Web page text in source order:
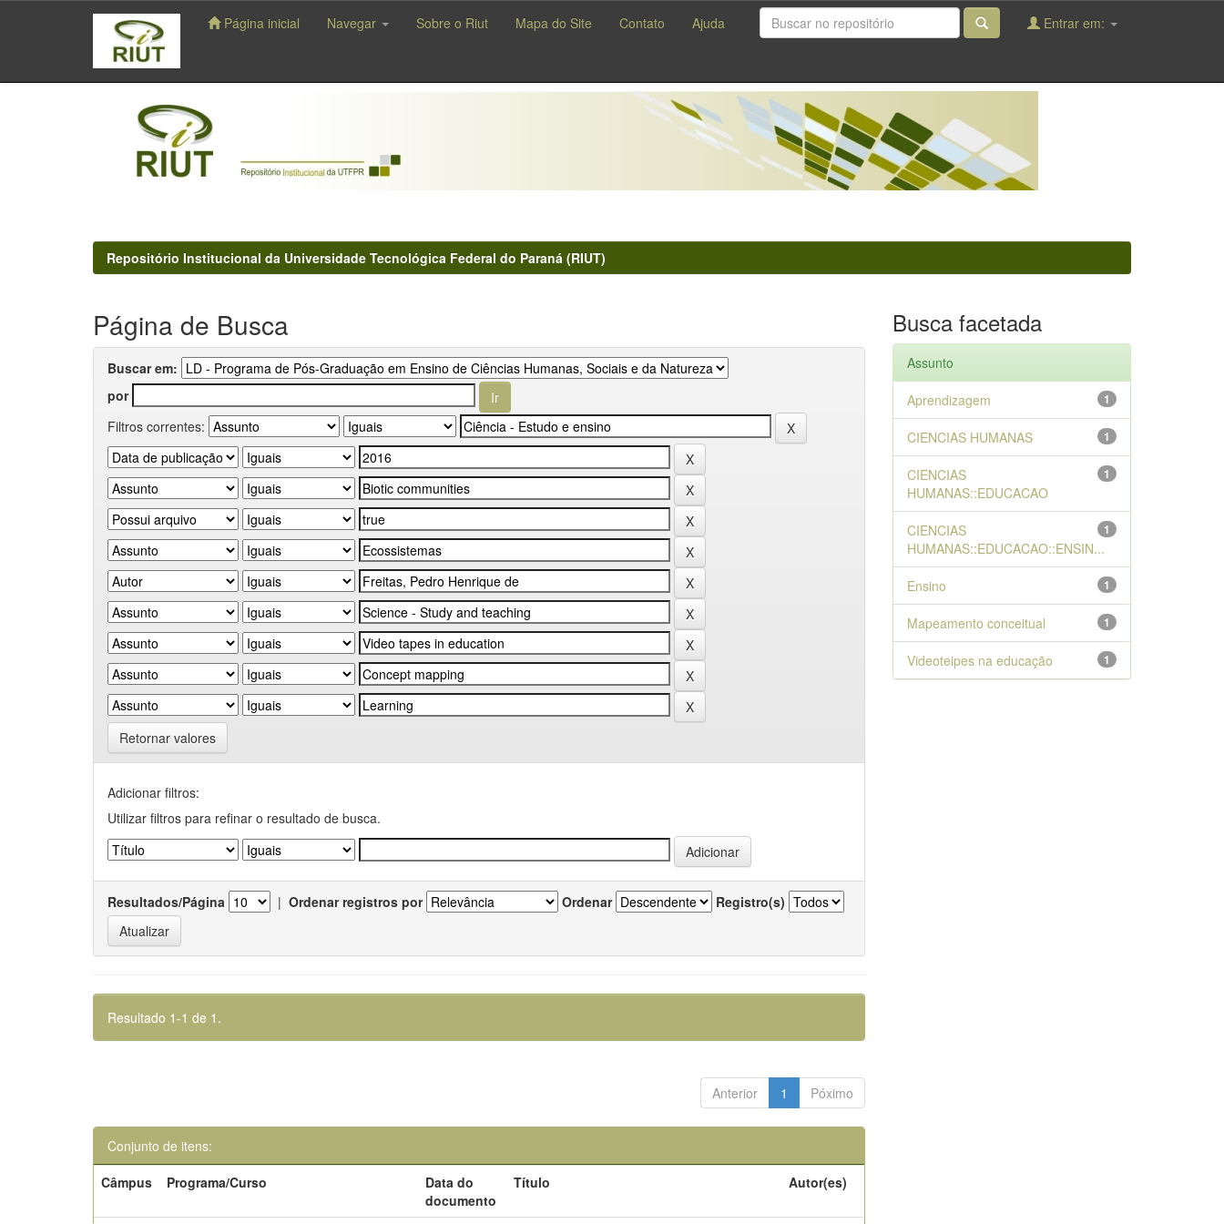
navigation
Página inicial Navegar Sobre o Riut Mapa do Site Contato Ajuda Entrar em:
Repositório Institucional da Universidade Tecnológica Federal do Paraná (RIUT)
Página de Busca
Buscar em:
por
Filtros correntes:
Retornar valores
Adicionar filtros:
Utilizar filtros para refinar o resultado de busca.
Resultados/Página | Ordenar registros por Ordenar Registro(s)
Resultado 1-1 de 1.
Anterior 1 Póximo
Conjunto de itens:
Câmpus
Programa/Curso
Data do
documento
Título Autor(es)
Busca facetada
Assunto
1
Aprendizagem
1
CIENCIAS HUMANAS
1
CIENCIAS
HUMANAS::EDUCACAO
1
CIENCIAS
HUMANAS::EDUCACAO::ENSIN...
1
Ensino
1
Mapeamento conceitual
1
Videoteipes na educação